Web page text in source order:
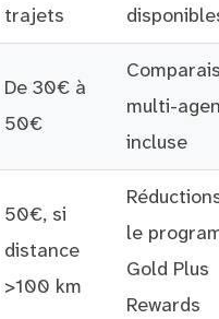
trajets
De 30€ à
50€
multi-
incluse
50€, si
distance
>100 km
le
Gold Plus
Rewards